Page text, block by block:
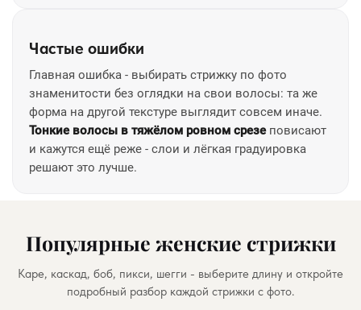
Частые ошибки
Главная ошибка - выбирать стрижку по фото
знаменитости без оглядки на свои волосы: та же
форма на другой текстуре выглядит совсем иначе.
Тонкие волосы в тяжёлом ровном срезеповисают
и кажутся ещё реже - слои и лёгкая градуировка
решают это лучше.
Популярные женские стрижки
Каре, каскад, боб, пикси, шегги - выберите длину и откройте
подробный разбор каждой стрижки с фото.